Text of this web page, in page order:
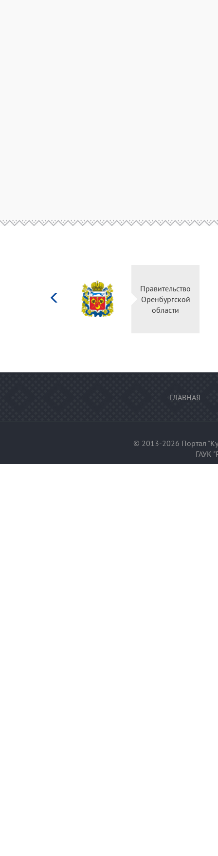
Правительство
Оренбургской
области
ГЛАВНАЯ
© 2013-2026 Портал
ГАУК